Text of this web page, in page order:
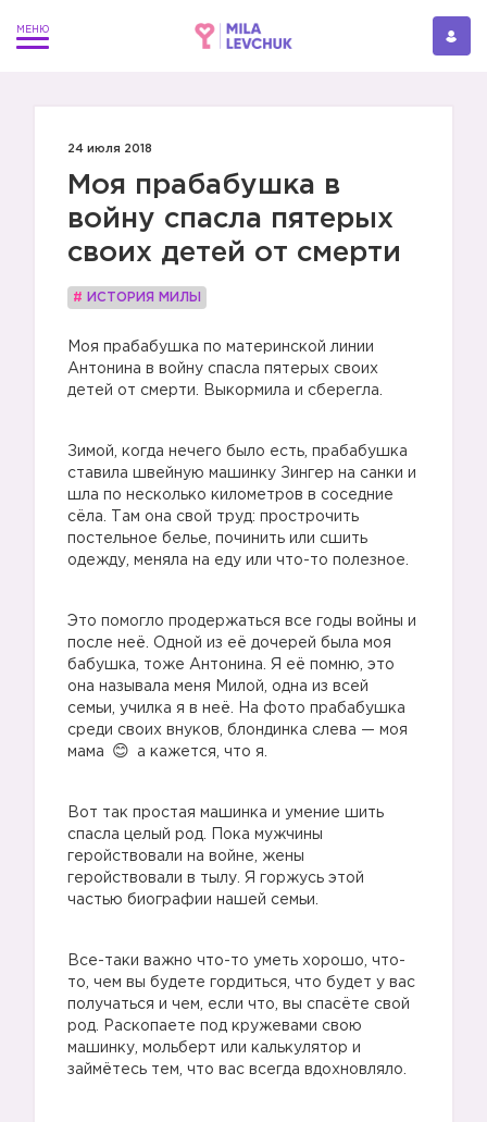
24 июля 2018
Моя прабабушка в
войну спасла пятерых
своих детей от смерти
# ИСТОРИЯ МИЛЫ
Моя прабабушка по материнской линии
Антонина в войну спасла пятерых своих
детей от смерти. Выкормила и сберегла.
Зимой, когда нечего было есть, прабабушка
ставила швейную машинку Зингер на санки и
шла по несколько километров в соседние
сёла. Там она свой труд: прострочить
постельное белье, починить или сшить
одежду, меняла на еду или что-то полезное.
Это помогло продержаться все годы войны и
после неё. Одной из её дочерей была моя
бабушка, тоже Антонина. Я её помню, это
она называла меня Милой, одна из всей
семьи, училка я в неё. На фото прабабушка
среди своих внуков, блондинка слева — моя
мама
а кажется, что я.
Вот так простая машинка и умение шить
спасла целый род. Пока мужчины
геройствовали на войне, жены
геройствовали в тылу. Я горжусь этой
частью биографии нашей семьи.
Все-таки важно что-то уметь хорошо, что-
то, чем вы будете гордиться, что будет у вас
получаться и чем, если что, вы спасёте свой
род. Раскопаете под кружевами свою
машинку, мольберт или калькулятор и
займётесь тем, что вас всегда вдохновляло.